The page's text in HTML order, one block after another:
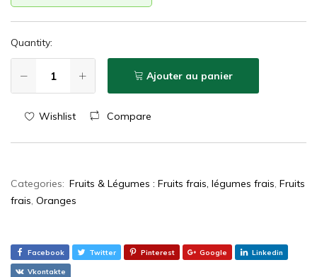
Quantity:
Ajouter au panier
Wishlist Compare
Categories: Fruits & Légumes : Fruits frais, légumes frais, Fruits
frais, Oranges
Facebook Twitter Pinterest Google Linkedin
Vkontakte